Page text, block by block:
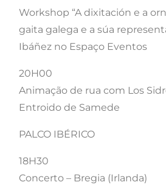
Workshop “A dixitación e a
gaita galega e a súa
Ibáñez no Espaço Eventos
20H00
Animação de rua com Los
Entroido de Samede
PALCO IBÉRICO
18H30
Concerto – Bregia (Irlanda)